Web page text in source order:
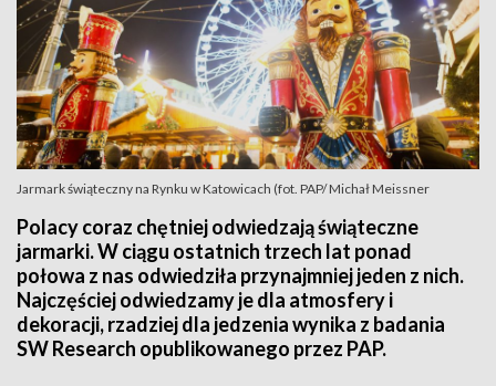
Jarmark świąteczny na Rynku w Katowicach (fot. PAP/ Michał Meissner
Polacy coraz chętniej odwiedzają świąteczne
jarmarki. W ciągu ostatnich trzech lat ponad
połowa z nas odwiedziła przynajmniej jeden z nich.
Najczęściej odwiedzamy je dla atmosfery i
dekoracji, rzadziej dla jedzenia wynika z badania
SW Research opublikowanego przez PAP.